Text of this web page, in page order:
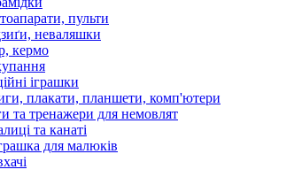
пульти
неваляшки
кермо
іграшки
плакати, планшети, комп'ютери
та тренажери для немовлят
та канаті
для малюків